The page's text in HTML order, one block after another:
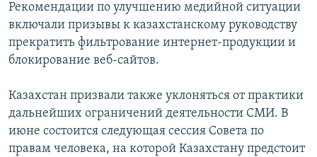
Рекомендации по улучшению медийной ситуации
включали призывы к казахстанскому руководству
прекратить фильтрование интернет-продукции и
блокирование веб-сайтов.
Казахстан призвали также уклоняться от практики
дальнейших ограничений деятельности СМИ. В
июне состоится следующая сессия Совета по
правам человека, на которой Казахстану предстоит